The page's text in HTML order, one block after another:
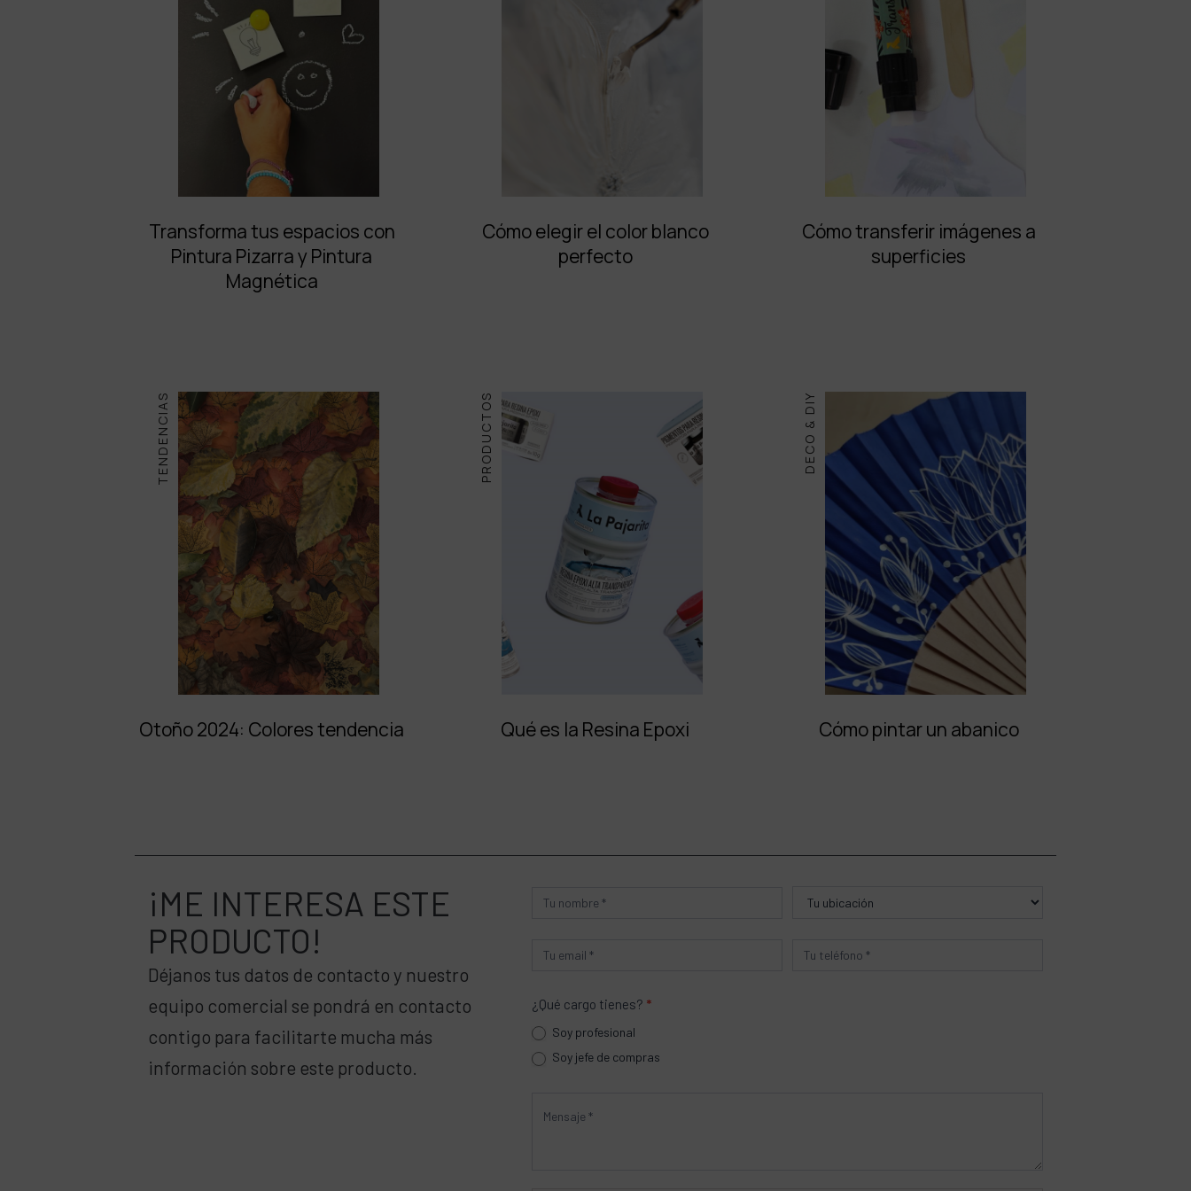
Transforma tus espacios con
Pintura Pizarra y Pintura
Magnética
Cómo elegir el color blanco
perfecto
Cómo transferir imágenes a
superficies
TENDENCIAS
Otoño 2024: Colores tendencia
PRODUCTOS
Qué es la Resina Epoxi
DECO & DIY
Cómo pintar un abanico
¡ME INTERESA ESTE
PRODUCTO!
Déjanos tus datos de contacto y nuestro
equipo comercial se pondrá en contacto
contigo para facilitarte mucha más
información sobre este producto.
Producto
¿Qué cargo tienes? *
Soy profesional
Soy jefe de compras